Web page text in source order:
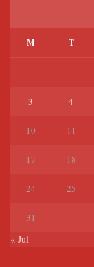
M T
3 4
10 11
17 18
24 25
31
« Jul